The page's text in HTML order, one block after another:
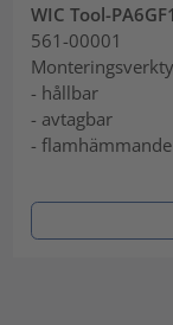
WIC Tool-
561-00001
- hållbar
- avtagbar
- flamhämmande